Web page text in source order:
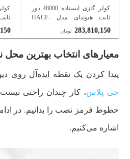
کولر گازی ایستاده 48000 دور
ثابت هیوندای مدل HACF-
4840WT3
283,810,150 تومان
معیارهای انتخاب بهترین
پیدا کردن یک نقطه ایده‌آل روی
جی پلاس، کار چندان راحتی
خطوط قرمز نصب را بدانیم. در
اشاره می‌کنیم.